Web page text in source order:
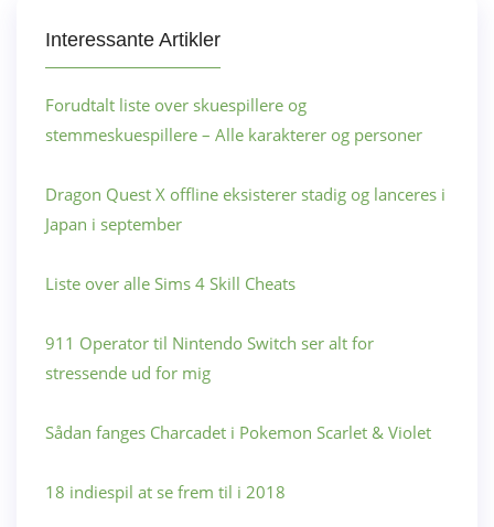
Interessante Artikler
Forudtalt liste over skuespillere og
stemmeskuespillere – Alle karakterer og personer
Dragon Quest X offline eksisterer stadig og lanceres i
Japan i september
Liste over alle Sims 4 Skill Cheats
911 Operator til Nintendo Switch ser alt for
stressende ud for mig
Sådan fanges Charcadet i Pokemon Scarlet & Violet
18 indiespil at se frem til i 2018